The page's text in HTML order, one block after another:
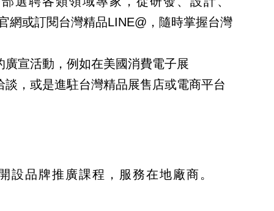
網或訂閱台灣精品LINE@，隨時掌握台灣
宣活動，例如在美國消費電子展
，或是進駐台灣精品展售店或電商平台
品牌推廣課程，服務在地廠商。